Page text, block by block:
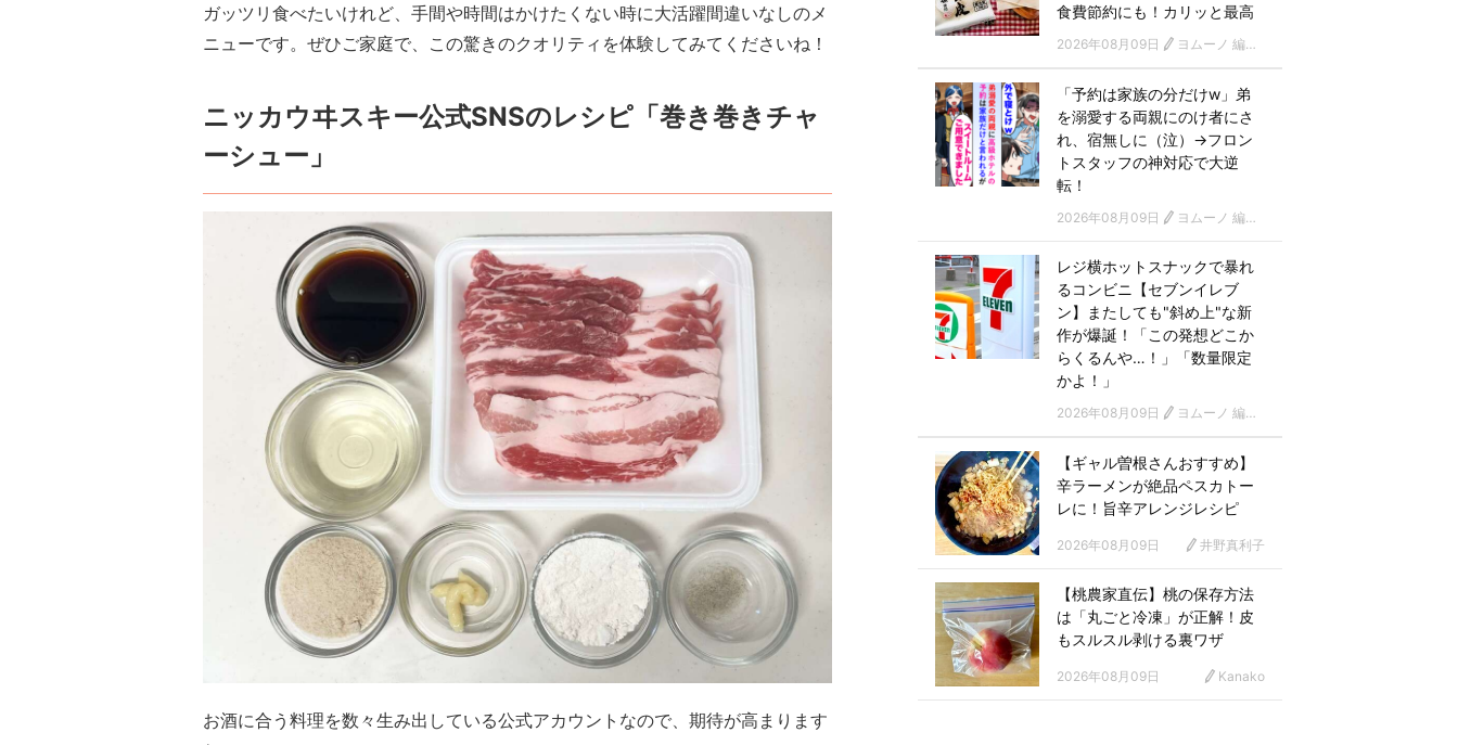
ガッツリ食べたいけれど、手間や時間はかけたくない時に大活躍間違いなしのメ
ニューです。ぜひご家庭で、この驚きのクオリティを体験してみてくださいね！
ニッカウヰスキー公式SNSのレシピ「巻き巻きチャ
ーシュー」
お酒に合う料理を数々生み出している公式アカウントなので、期待が高まります
食費節約にも！カリッと最高
2026年08月09日 ヨムーノ 編集部
「予約は家族の分だけw」弟
を溺愛する両親にのけ者にさ
れ、宿無しに（泣）→フロン
トスタッフの神対応で大逆
転！
2026年08月09日 ヨムーノ 編集部
レジ横ホットスナックで暴れ
るコンビニ【セブンイレブ
ン】またしても"斜め上"な新
作が爆誕！「この発想どこか
らくるんや…！」「数量限定
かよ！」
2026年08月09日 ヨムーノ 編集部
【ギャル曽根さんおすすめ】
辛ラーメンが絶品ペスカトー
レに！旨辛アレンジレシピ
2026年08月09日 井野真利子
【桃農家直伝】桃の保存方法
は「丸ごと冷凍」が正解！皮
もスルスル剥ける裏ワザ
2026年08月09日 Kanako